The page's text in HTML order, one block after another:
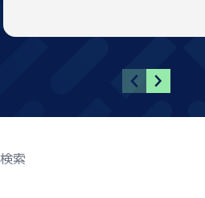
テ
キ